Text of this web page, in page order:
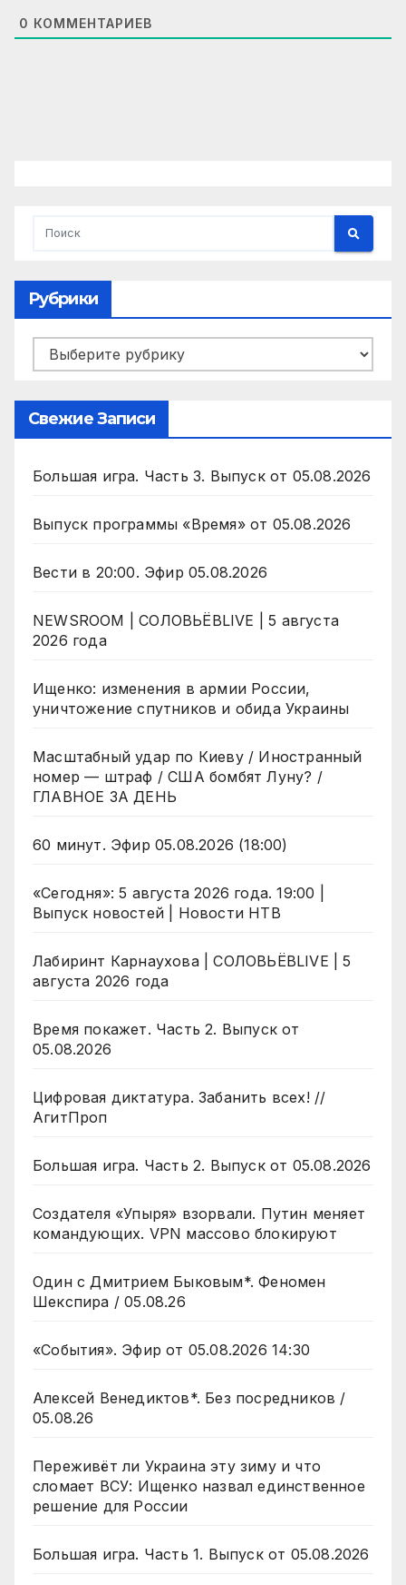
0 КОММЕНТАРИЕВ
Рубрики
Рубрики
Свежие Записи
Большая игра. Часть 3. Выпуск от 05.08.2026
Выпуск программы «Время» от 05.08.2026
Вести в 20:00. Эфир 05.08.2026
NEWSROOM | СОЛОВЬЁВLIVE | 5 августа
2026 года
Ищенко: изменения в армии России,
уничтожение спутников и обида Украины
Масштабный удар по Киеву / Иностранный
номер — штраф / США бомбят Луну? /
ГЛАВНОЕ ЗА ДЕНЬ
60 минут. Эфир 05.08.2026 (18:00)
«Сегодня»: 5 августа 2026 года. 19:00 |
Выпуск новостей | Новости НТВ
Лабиринт Карнаухова | СОЛОВЬЁВLIVE | 5
августа 2026 года
Время покажет. Часть 2. Выпуск от
05.08.2026
Цифровая диктатура. Забанить всех! //
АгитПроп
Большая игра. Часть 2. Выпуск от 05.08.2026
Создателя «Упыря» взорвали. Путин меняет
командующих. VPN массово блокируют
Один с Дмитрием Быковым*. Феномен
Шекспира / 05.08.26
«События». Эфир от 05.08.2026 14:30
Алексей Венедиктов*. Без посредников /
05.08.26
Переживёт ли Украина эту зиму и что
сломает ВСУ: Ищенко назвал единственное
решение для России
Большая игра. Часть 1. Выпуск от 05.08.2026